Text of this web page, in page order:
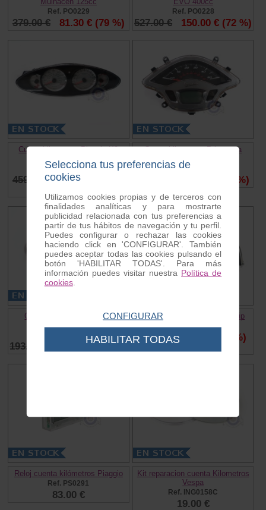
Ref. PO0229
379.00 € 81.30 € (79 %)
Ref. PO0228
527.00 € 150.00 € (72 %)
Cuentakilometros Piaggio X9
125/200/250
Ref. PO0324
459.45 € 70.00 €
Cuentakilometros Primavera
50cc. 4T.
Ref. MC0382
(47 %)
Cuentakilometros Piaggio
Liberty 50
Ref. PO0379
193.96 € 110.00 € (43 %)
Cuenta kilometros Piaggio Zip
Ref. PO0645
70.00 € (21 %)
Reloj cuenta kilómetros Piaggio
Ref. PS0291
83.00 €
Kit reparacion cuenta Kilometros
Vespa
Ref. ING0158C
19.00 €
Selecciona tus preferencias de
cookies
Utilizamos cookies propias y de terceros con
finalidades analíticas y para mostrarte
publicidad relacionada con tus preferencias a
partir de tus hábitos de navegación y tu perfil.
Puedes configurar o rechazar las cookies
haciendo click en 'CONFIGURAR'. También
puedes aceptar todas las cookies pulsando el
botón 'HABILITAR TODAS'. Para más
información puedes visitar nuestra Política de
cookies.
CONFIGURAR
HABILITAR TODAS